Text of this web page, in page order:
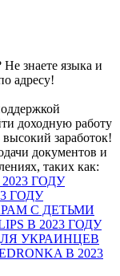
знаете языка и
адресу!
доходную работу
заработок!
документов и
таких как:
ГОДУ
ГОДУ
С ДЕТЬМИ
В 2023 ГОДУ
УКРАИНЦЕВ
В 2023